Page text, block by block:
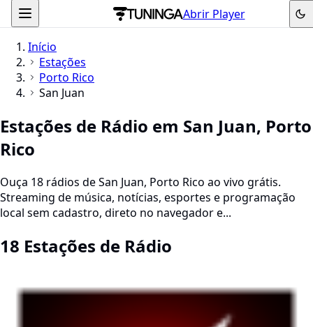
Abrir Player
Início
Estações
Porto Rico
San Juan
Estações de Rádio em San Juan, Porto
Rico
Ouça 18 rádios de San Juan, Porto Rico ao vivo grátis.
Streaming de música, notícias, esportes e programação
local sem cadastro, direto no navegador e...
18 Estações de Rádio